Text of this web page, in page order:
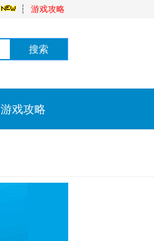
┆ 游戏攻略
游戏攻略